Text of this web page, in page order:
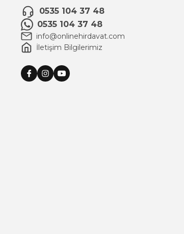
0535 104 37 48
0535 104 37 48
info@onlinehirdavat.com
İletişim Bilgilerimiz